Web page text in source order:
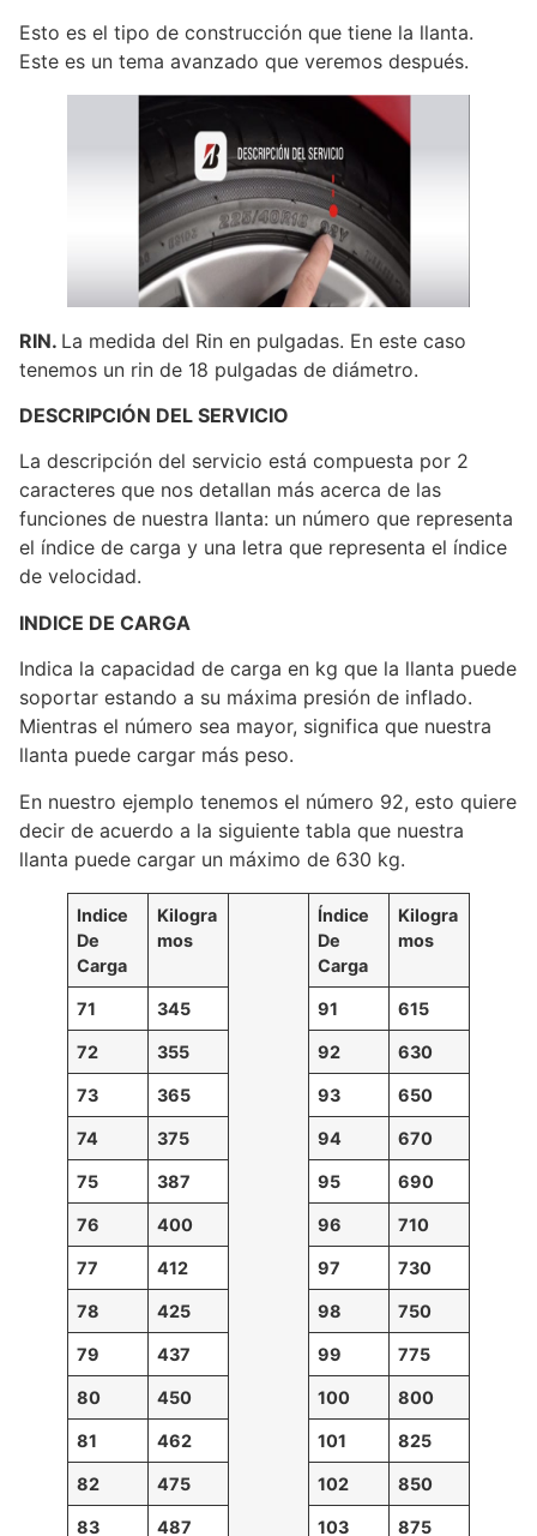
Esto es el tipo de construcción que tiene la llanta.
Este es un tema avanzado que veremos después.
RIN. La medida del Rin en pulgadas. En este caso
tenemos un rin de 18 pulgadas de diámetro.
DESCRIPCIÓN DEL SERVICIO
La descripción del servicio está compuesta por 2
caracteres que nos detallan más acerca de las
funciones de nuestra llanta: un número que representa
el índice de carga y una letra que representa el índice
de velocidad.
INDICE DE CARGA
Indica la capacidad de carga en kg que la llanta puede
soportar estando a su máxima presión de inflado.
Mientras el número sea mayor, significa que nuestra
llanta puede cargar más peso.
En nuestro ejemplo tenemos el número 92, esto quiere
decir de acuerdo a la siguiente tabla que nuestra
llanta puede cargar un máximo de 630 kg.
Indice
De
Carga
Kilogra
mos
Índice
De
Carga
Kilogra
mos
71 345 91 615
72 355 92 630
73 365 93 650
74 375 94 670
75 387 95 690
76 400 96 710
77 412 97 730
78 425 98 750
79 437 99 775
80 450 100 800
81 462 101 825
82 475 102 850
83 487 103 875